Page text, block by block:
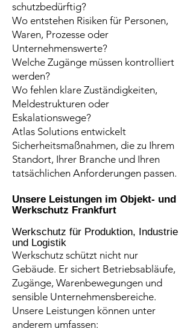
schutzbedürftig?
Wo entstehen Risiken für Personen,
Waren, Prozesse oder
Unternehmenswerte?
Welche Zugänge müssen kontrolliert
werden?
Wo fehlen klare Zuständigkeiten,
Meldestrukturen oder
Eskalationswege?
Atlas Solutions entwickelt
Sicherheitsmaßnahmen, die zu Ihrem
Standort, Ihrer Branche und Ihren
tatsächlichen Anforderungen passen.
Unsere Leistungen im Objekt- und
Werkschutz Frankfurt
Werkschutz für Produktion, Industrie
und Logistik
Werkschutz schützt nicht nur
Gebäude. Er sichert Betriebsabläufe,
Zugänge, Warenbewegungen und
sensible Unternehmensbereiche.
Unsere Leistungen können unter
anderem umfassen: